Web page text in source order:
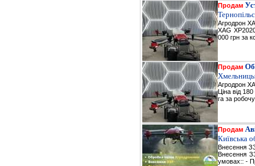
Продам
Агродрон
XAG
000 грн за
Продам
Агродрон
Ціна від
га за
Продам
Київська
Внесення
Внесення
умовах:: -